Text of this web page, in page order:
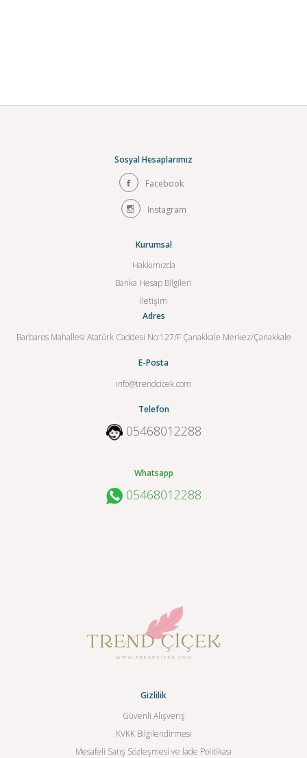
Sosyal Hesaplarımız
Facebook
Instagram
Kurumsal
Hakkımızda
Banka Hesap Bilgileri
İletişim
Adres
Barbaros Mahallesi Atatürk Caddesi No:127/F Çanakkale Merkez/Çanakkale
E-Posta
info@trendcicek.com
Telefon
05468012288
Whatsapp
05468012288
Gizlilik
Güvenli Alışveriş
KVKK Bilgilendirmesi
Mesafeli Satış Sözleşmesi ve İade Politikası